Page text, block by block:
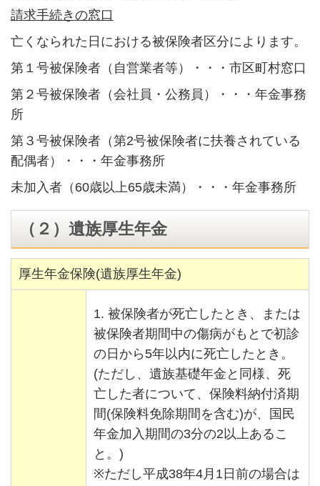
請求手続きの窓口
亡くなられた日における被保険者区分によります。
第１号被保険者（自営業者等）・・・市区町村窓口
第２号被保険者（会社員・公務員）・・・年金事務
所
第３号被保険者（第2号被保険者に扶養されている
配偶者）・・・年金事務所
未加入者（60歳以上65歳未満）・・・年金事務所
（２）遺族厚生年金
厚生年金保険(遺族厚生年金)
1. 被保険者が死亡したとき、または
被保険者期間中の傷病がもとで初診
の日から5年以内に死亡したとき。
(ただし、遺族基礎年金と同様、死
亡した者について、保険料納付済期
間(保険料免除期間を含む)が、国民
年金加入期間の3分の2以上あるこ
と。)
※ただし平成38年4月1日前の場合は